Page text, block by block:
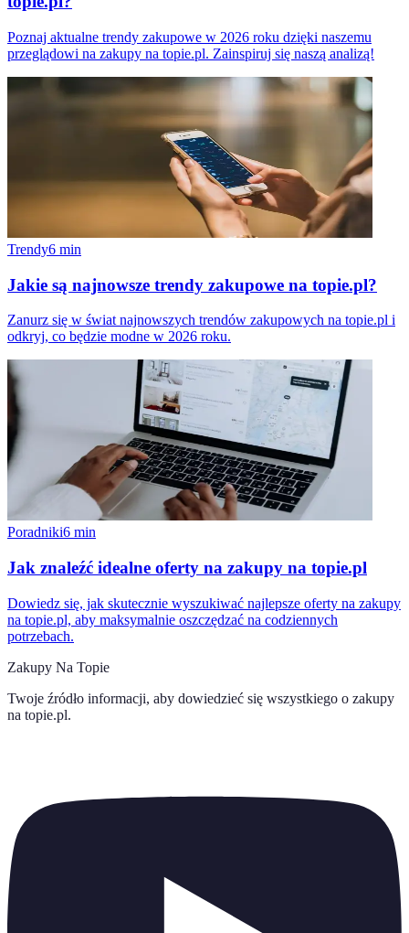
Poznaj aktualne trendy zakupowe w 2026 roku dzięki naszemu
przeglądowi na zakupy na topie.pl. Zainspiruj się naszą analizą!
Trendy6 min
Jakie są najnowsze trendy zakupowe na topie.pl?
Zanurz się w świat najnowszych trendów zakupowych na topie.pl i
odkryj, co będzie modne w 2026 roku.
Poradniki6 min
Jak znaleźć idealne oferty na zakupy na topie.pl
Dowiedz się, jak skutecznie wyszukiwać najlepsze oferty na zakupy
na topie.pl, aby maksymalnie oszczędzać na codziennych
potrzebach.
Zakupy Na Topie
Twoje źródło informacji, aby dowiedzieć się wszystkiego o zakupy
na topie.pl.